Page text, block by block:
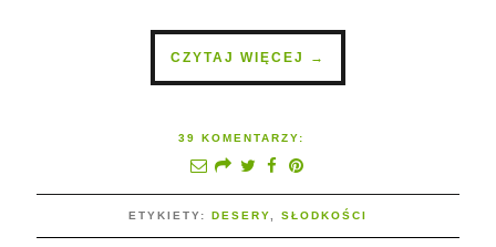
CZYTAJ WIĘCEJ →
39 KOMENTARZY:
ETYKIETY: DESERY SŁODKOŚCI